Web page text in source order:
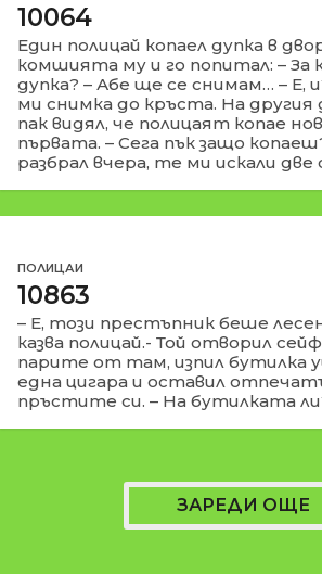
10064
Един полицай копаел дупка в
комшията му и го попитал: – За
дупка? – Абе ще се снимам… – Е,
ми снимка до кръста. На другия
пак видял, че полицаят копае
първата. – Сега пък защо
разбрал вчера, те ми искали две
ПОЛИЦАИ
10863
– Е, този престъпник беше лесен
казва полицай.- Той отворил
парите от там, изпил бутилка
една цигара и оставил
пръстите си. – На бутилката
ЗАРЕДИ ОЩЕ